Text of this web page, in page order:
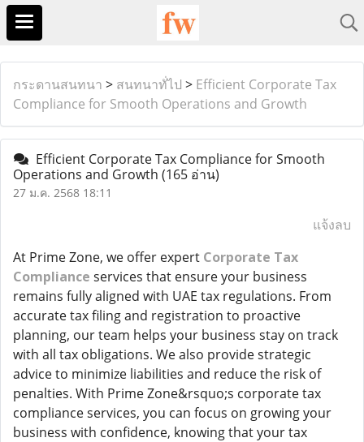
กระดานสนทนา > สนทนาทั่ไป > Efficient Corporate Tax
Compliance for Smooth Operations and Growth
Efficient Corporate Tax Compliance for Smooth
Operations and Growth (165 อ่าน)
27 ม.ค. 2568 18:11
แจ้งลบ
At Prime Zone, we offer expert Corporate Tax
Compliance services that ensure your business
remains fully aligned with UAE tax regulations. From
accurate tax filing and registration to proactive
planning, our team helps your business stay on track
with all tax obligations. We also provide strategic
advice to minimize liabilities and reduce the risk of
penalties. With Prime Zone&rsquo;s corporate tax
compliance services, you can focus on growing your
business with confidence, knowing that your tax